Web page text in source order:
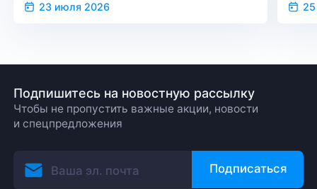
23 июля 2026
Подпишитесь на новостную рассылку
Чтобы не пропустить важные акции, новости
и спецпредложения
Подписаться